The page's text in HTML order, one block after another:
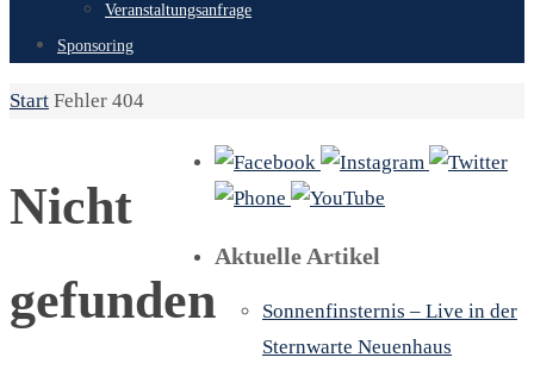
Veranstaltungsanfrage
Sponsoring
Start Fehler 404
Nicht
gefunden
Aktuelle Artikel
Sonnenfinsternis – Live in der
Sternwarte Neuenhaus